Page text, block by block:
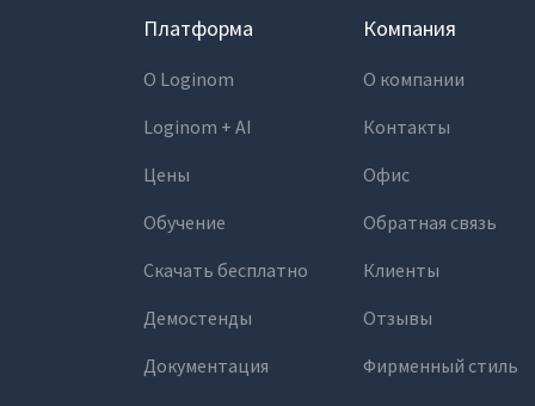
Платформа
О Loginom
Loginom + AI
Цены
Обучение
Скачать бесплатно
Демостенды
Документация
Компания
О компании
Контакты
Офис
Обратная связь
Клиенты
Отзывы
Фирменный стиль